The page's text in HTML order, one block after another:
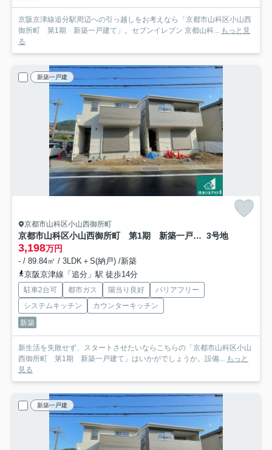
京阪京津線追分駅周辺への引っ越しをお考えなら「京都市山科区小山西
御所町 第1期 新築一戸建て」。セブンイレブン 京都山科... もっと見
る
新築一戸建
京都市山科区小山西御所町
京都市山科区小山西御所町 第1期 新築一戸建て 3号地
3,198万円
- / 89.84㎡ / 3LDK＋S(納戸) /新築
京阪京津線「追分」駅 徒歩14分
駐車2台可 都市ガス 陽当り良好
バリアフリー
システムキッチン
カウンターキッチン
新築
新生活を失敗せず、スタートさせたいならこちらの「京都市山科区小山
西御所町 第1期 新築一戸建て」はいかがでしょうか。設備... もっと
見る
新築一戸建